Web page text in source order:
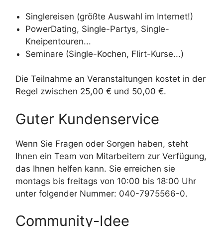
Singlereisen (größte Auswahl im Internet!)
PowerDating, Single-Partys, Single-
Kneipentouren...
Seminare (Single-Kochen, Flirt-Kurse...)
Die Teilnahme an Veranstaltungen kostet in der
Regel zwischen 25,00 € und 50,00 €.
Guter Kundenservice
Wenn Sie Fragen oder Sorgen haben, steht
Ihnen ein Team von Mitarbeitern zur Verfügung,
das Ihnen helfen kann. Sie erreichen sie
montags bis freitags von 10:00 bis 18:00 Uhr
unter folgender Nummer: 040-7975566-0.
Community-Idee